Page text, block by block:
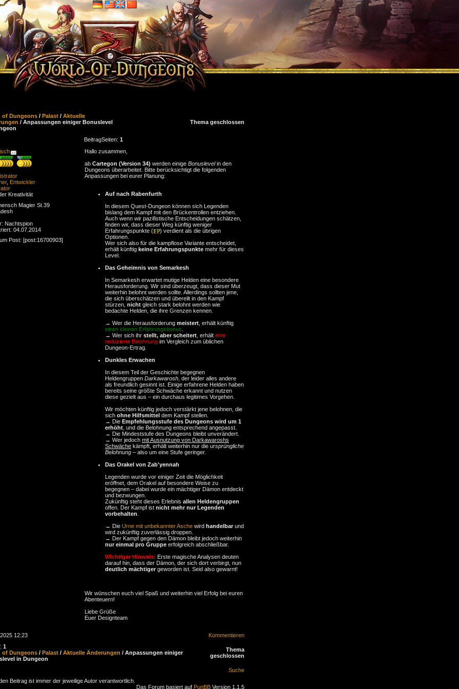
of Dungeons / Palast / Aktuelle
/ Anpassungen einiger Bonuslevel
Thema geschlossen
BeitragSeiten: 1
, Entwickler
Kreativität
Magier St.39
Nachtspion
04.07.2014
Post: [post:16700903]
Hallo zusammen,
ab Cartegon (Version 34) werden einige Bonuslevelin den
Dungeons überarbeitet. Bitte berücksichtigt die folgenden
Anpassungen bei eurer Planung:
Auf nach Rabenfurth
In diesem Quest-Dungeon können sich Legenden
bislang dem Kampf mit den Brückentrollen entziehen.
Auch wenn wir pazifistische Entscheidungen schätzen,
finden wir, dass dieser Weg künftig weniger
Erfahrungspunkte (
) verdient als die übrigen
Optionen.
Wer sich also für die kampflose Variante entscheidet,
erhält künftig keine Erfahrungspunkte mehr für dieses
Level.
Das Geheimnis von Semarkesh
In Semarkesh erwartet mutige Helden eine besondere
Herausforderung. Wir sind überzeugt, dass dieser Mut
weiterhin belohnt werden sollte. Allerdings sollten jene,
die sich überschätzen und übereilt in den Kampf
stürzen, nicht gleich stark belohnt werden wie
bedachte Helden, die ihre Grenzen kennen.
→ Wer die Herausforderung meistert , erhält künftig
einen kleinen Erfahrungsbonus
→ Wer sich ihr stellt, aber scheitert , erhält eine
reduzierte Belohnung im Vergleich zum üblichen
Dungeon-Ertrag.
Dunkles Erwachen
In diesem Teil der Geschichte begegnen
Heldengruppen Darkawarosh , der leider alles andere
als freundlich gesinnt ist. Einige erfahrene Helden haben
bereits seine größte Schwäche erkannt und nutzen
diese gezielt aus – ein durchaus legitimes Vorgehen.
Wir möchten künftig jedoch verstärkt jene belohnen, die
sich ohne Hilfsmittel dem Kampf stellen.
→ Die Empfehlungsstufe des Dungeons wird um 1
erhöht , und die Belohnung entsprechend angepasst.
→ Die Mindeststufe des Dungeons bleibt unverändert.
→ Wer jedoch mit Ausnutzung von Darkawaroshs
Schwäche kämpft, erhält weiterhin nur die ursprüngliche
Belohnung – also um eine Stufe geringer.
Das Orakel von Zab'yennah
Legenden wurde vor einiger Zeit die Möglichkeit
eröffnet, dem Orakel auf besondere Weise zu
begegnen – dabei wurde ein mächtiger Dämon entdeckt
und bezwungen.
Zukünftig steht dieses Erlebnis allen Heldengruppen
offen. Der Kampf ist nicht mehr nur Legenden
vorbehalten
→ Die Urne mit unbekannter Asche wird handelbarund
wird zukünftig zuverlässig droppen.
→ Der Kampf gegen den Dämon bleibt jedoch weiterhin
nur einmal pro Gruppe erfolgreich abschließbar.
Wichtiger Hinweis: Erste magische Analysen deuten
darauf hin, dass der Dämon, der sich dort verbirgt, nun
deutlich mächtigergeworden ist. Seid also gewarnt!
Wir wünschen euch viel Spaß und weiterhin viel Erfolg bei euren
Abenteuern!
Liebe Grüße
Euer Designteam
12:23
Kommentieren
1
of Dungeons / Palast / Aktuelle Änderungen / Anpassungen einiger
in Dungeon
Thema
geschlossen
Suche
Beitrag ist immer der jeweilige Autor verantwortlich.
Das Forum basiert auf PunBB Version 1.1.5